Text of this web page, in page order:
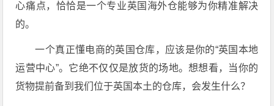
心痛点，恰恰是一个专业英国海外仓能够为你精准解决
的。
一个真正懂电商的英国仓库，应该是你的“英国本地
运营中心”。它绝不仅仅是放货的场地。想想看，当你的
货物提前备到我们位于英国本土的仓库，会发生什么？